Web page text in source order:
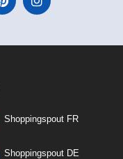
Shoppingspout FR
Shoppingspout DE